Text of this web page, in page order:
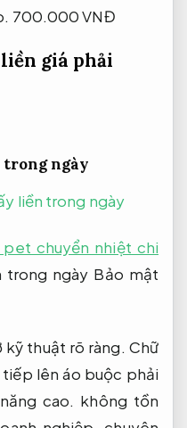
700.000 VNĐ
giá phải
ngày
pet chuyển nhiệt chi
trong ngày Bảo mật
kỹ thuật rõ ràng. Chữ
lên áo buộc phải
cao. không tồn